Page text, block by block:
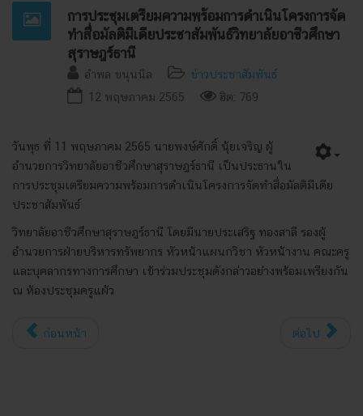
การประชุมเตรียมความพร้อมการดำเนินโครงการจัด
ทำสื่อมัลติมีเดียประชาสัมพันธ์วิทยาลัยอาชีวศึกษา
สุราษฎร์ธานี
อำพล ขนุนนิล
ข่าวประชาสัมพันธ์
12 พฤษภาคม 2565
ฮิต: 769
วันพุธ ที่ 11 พฤษภาคม 2565 นายพงษ์ศักดิ์ นุ้ยเจริญ ผู้
อำนวยการวิทยาลัยอาชีวศึกษาสุราษฎร์ธานี เป็นประธานใน
การประชุมเตรียมความพร้อมการดำเนินโครงการจัดทำสื่อมัลติมีเดีย
ประชาสัมพันธ์
วิทยาลัยอาชีวศึกษาสุราษฎร์ธานี โดยมีนายประเสริฐ ทองสาลี รองผู้
อำนวยการฝ่ายบริหารทรัพยากร หัวหน้าแผนกวิชา หัวหน้างาน คณะครู
และบุคลากรทางการศึกษา เข้าร่วมประชุมดังกล่าวอย่างพร้อมเพรียงกัน
ณ ห้องประชุมครูแผ้ว
ก่อนหน้า ต่อไป